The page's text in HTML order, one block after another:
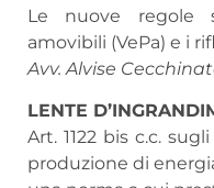
Le nuove regole
amovibili (VePa) e i
Avv. Alvise
LENTE
Art. 1122 bis c.c.
produzione di